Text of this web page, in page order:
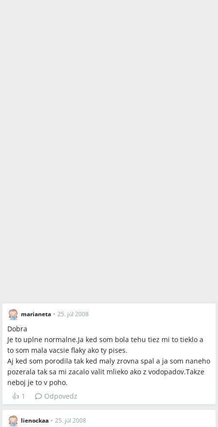
marianeta • 25. júl 2008
Dobra
Je to uplne normalne.Ja ked som bola tehu tiez mi to tieklo a
to som mala vacsie flaky ako ty pises.
Aj ked som porodila tak ked maly zrovna spal a ja som naneho
pozerala tak sa mi zacalo valit mlieko ako z vodopadov.Takze
neboj je to v poho.
👍 1 Odpovedz
lienockaa • 25. júl 2008